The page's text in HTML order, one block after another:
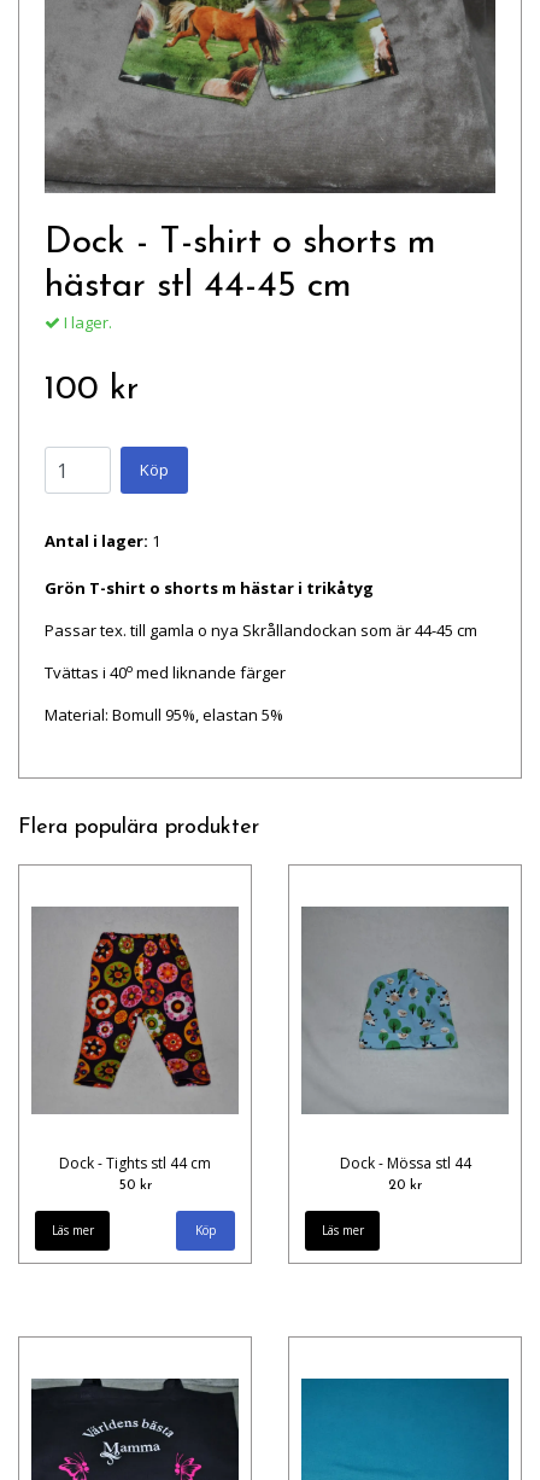
Dock - T-shirt o shorts m
hästar stl 44-45 cm
I lager.
100 kr
Köp
Antal i lager: 1
Grön T-shirt o shorts m hästar i trikåtyg
Passar tex. till gamla o nya Skrållandockan som är 44-45 cm
Tvättas i 40o med liknande färger
Material: Bomull 95%, elastan 5%
Flera populära produkter
Dock - Tights stl 44 cm
50 kr
Läs mer
Dock - Mössa stl 44
20 kr
Läs mer